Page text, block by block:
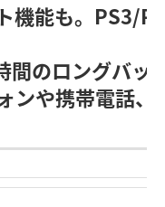
機能も。PS3/
間のロングバ
ンや携帯電話